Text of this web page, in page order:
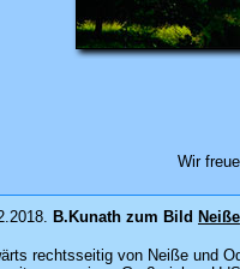
Wir
B.Kunath zum Bild Neiße
rechtsseitig von Neiße und